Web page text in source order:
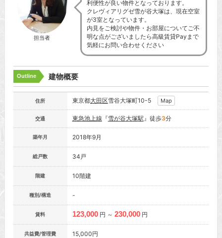
担当者
利便性が良い物件となっております。
クレヴィアリグゼ雪が谷大塚は、現在空室
が3室となっています。
内見をご検討や物件・お部屋についてご不
明な点がございましたら高級賃貸Payまで
気軽にお問い合わせください
Outline 建物概要
住所 東京都大田区雪谷大塚町10-5 Map
交通 東急池上線 『雪が谷大塚駅』徒歩3分
築年月 2018年9月
総戸数 34戸
階建 10階建
種別/構造 -
賃料 123,000 円 ～ 230,000 円
共益費/管理費 15,000円